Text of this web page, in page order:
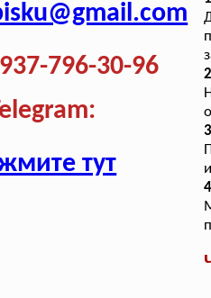
796-30-96
тут